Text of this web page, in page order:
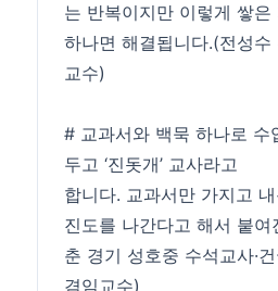
는 반복이지만 이렇게 쌓
하나면 해결됩니다.(전성수
교수)
# 교과서와 백묵 하나로 수
두고 ‘진돗개’ 교사라고
합니다. 교과서만 가지고
진도를 나간다고 해서 붙여
춘 경기 성호중 수석교사·
겸임교수)